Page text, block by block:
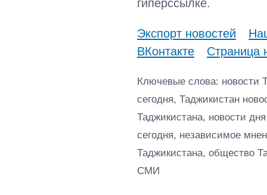
гиперссылке.
Экспорт новостей
ВКонтакте
Страница
Ключевые слова: новости
сегодня, Таджикистан
Таджикистана, новости
сегодня, независимое
Таджикистана, общество
СМИ